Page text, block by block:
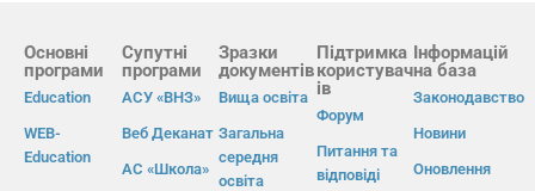
Основні
програми
Education
WEB-
Education
Супутні
програми
АСУ «ВНЗ»
Веб Деканат
АС «Школа»
Зразки
документів
Вища освіта
Загальна
середня
освіта
Підтримка
користувач
ів
Форум
Питання та
відповіді
Інформацій
на база
Законодавство
Новини
Оновлення